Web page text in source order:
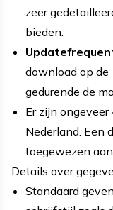
zeer
bieden.
download op de
gedurende de
Er zijn ongeveer
Nederland. Een
toegewezen
Details over
Standaard